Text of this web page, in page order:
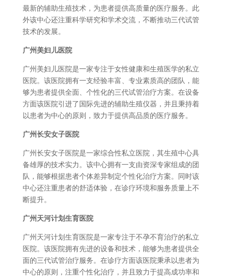
最新的辅助生殖技术，为患者提供高质量的医疗服务。此
外该中心还注重科学研究和学术交流，不断推动三代试管
技术的发展。
广州美妇儿医院
广州美妇儿医院是一家专注于女性健康和生殖医学的私立
医院。该医院拥有一支经验丰富、专业素质高的团队，能
够为患者提供全面、个性化的三代试管治疗方案。在设备
方面该医院引进了国际先进的辅助生殖仪器，并且秉持着
以患者为中心的原则，致力于提供高品质的医疗服务。
广州长安女子医院
广州长安女子医院是一家综合性私立医院，其生殖中心具
备雄厚的技术实力。该中心拥有一支由资深专家组成的团
队，能够根据患者个体差异制定个性化治疗方案。同时该
中心还注重患者的舒适体验，在诊疗环境和服务质量上不
断提升。
广州天河计划生育医院
广州天河计划生育医院是一家专注于不孕不育治疗的私立
医院。该医院拥有先进的设备和技术，能够为患者提供全
面的三代试管治疗服务。在诊疗方面该医院秉承以患者为
中心的原则，注重个性化治疗，并且致力于提高成功率和